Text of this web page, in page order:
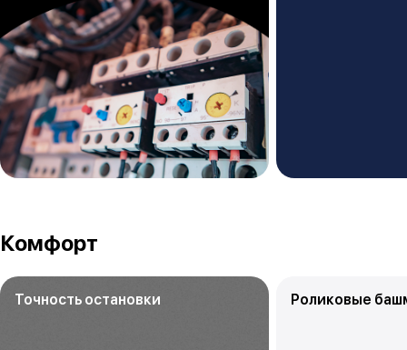
Комфорт
Точность остановки Роликовые